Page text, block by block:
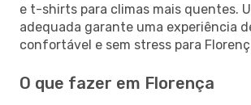
e t-shirts para climas mais quentes.
adequada garante uma experiência
confortável e sem stress para
O que fazer em Florença